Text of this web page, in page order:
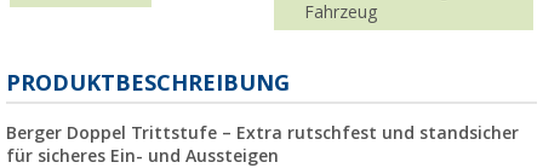
Fahrzeug
PRODUKTBESCHREIBUNG
Berger Doppel Trittstufe – Extra rutschfest und standsicher
für sicheres Ein- und Aussteigen